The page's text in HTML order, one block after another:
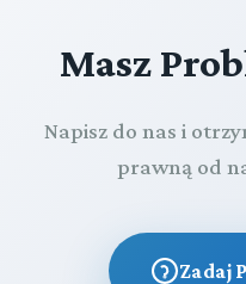
Masz
Napisz do nas i
prawną od
Zadaj